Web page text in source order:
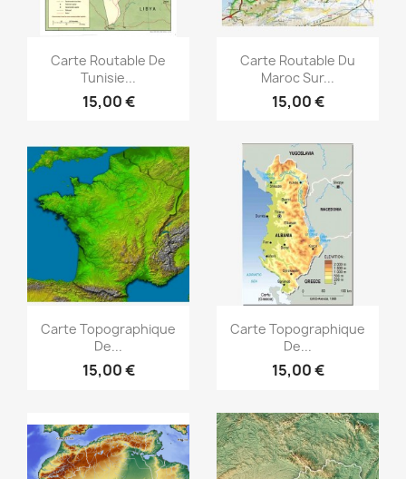
Aperçu rapide
Carte Routable De
Tunisie...
15,00 €
Aperçu rapide
Carte Routable Du
Maroc Sur...
15,00 €
Aperçu rapide
Carte Topographique
De...
15,00 €
Aperçu rapide
Carte Topographique
De...
15,00 €